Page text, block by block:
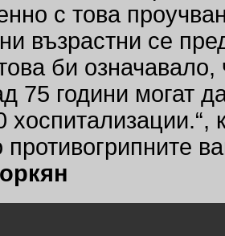
с това
възрастни се
би
75 години могат
противогрипните